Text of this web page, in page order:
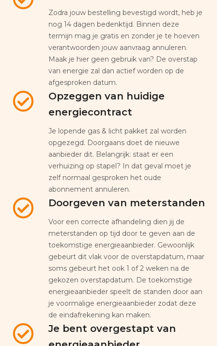
Zodra jouw bestelling bevestigd wordt, heb je
nog 14 dagen bedenktijd. Binnen deze
termijn mag je gratis en zonder je te hoeven
verantwoorden jouw aanvraag annuleren.
Maak je hier geen gebruik van? De overstap
van energie zal dan actief worden op de
afgesproken datum.
Opzeggen van huidige
energiecontract
Je lopende gas & licht pakket zal worden
opgezegd. Doorgaans doet de nieuwe
aanbieder dit. Belangrijk: staat er een
verhuizing op stapel? In dat geval moet je
zelf normaal gesproken het oude
abonnement annuleren.
Doorgeven van meterstanden
Voor een correcte afhandeling dien jij de
meterstanden op tijd door te geven aan de
toekomstige energieaanbieder. Gewoonlijk
gebeurt dit vlak voor de overstapdatum, maar
soms gebeurt het ook 1 of 2 weken na de
gekozen overstapdatum. De toekomstige
energieaanbieder speelt de standen door aan
je voormalige energieaanbieder zodat deze
de eindafrekening kan maken.
Je bent overgestapt van